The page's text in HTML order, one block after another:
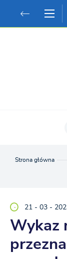
Przejdź do
Przejdź do ustawień
Włącz wersję
Strona główna
21 - 03 -
Wykaz